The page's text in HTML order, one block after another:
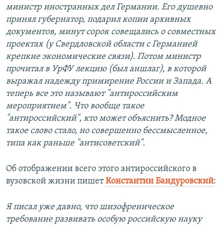
министр иностранных дел Германии. Его душевно
принял губернатор, подарил копии архивных
документов, минут сорок совещались о совместных
проектах (у Свердловской области с Германией
крепкие экономические связи). Потом министр
прочитал в УрФУ лекцию (был аншлаг), в которой
выражал надежду примирение России и Запада. А
теперь все это называют "антироссийским
мероприятием". Что вообще такое
"антироссийский", кто может объяснить? Модное
такое слово стало, но совершенно бессмысленное,
типа как раньше "антисоветский".
Об отображении всего этого антироссийского в
вузовской жизни пишетКонстантин Бандуровский:
Я писал уже давно, что шизофреническое
требование развивать особую российскую науку